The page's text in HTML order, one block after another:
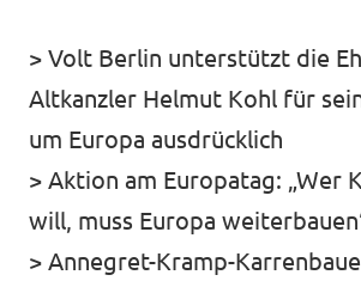
Deine Spende für Volt!
Mache bei uns mit!
Pressemitteilungen
> Volt Berlin unterstützt die
Altkanzler Helmut Kohl für
um Europa ausdrücklich
> Aktion am Europatag: „Wer
will, muss Europa
> Annegret-Kramp-